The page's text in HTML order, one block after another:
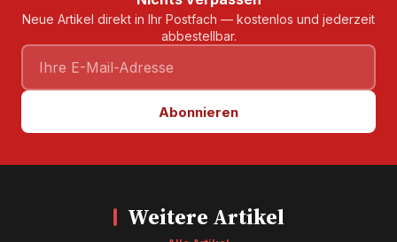
Neue Artikel direkt in Ihr Postfach — kostenlos und jederzeit
abbestellbar.
Abonnieren
Weitere Artikel